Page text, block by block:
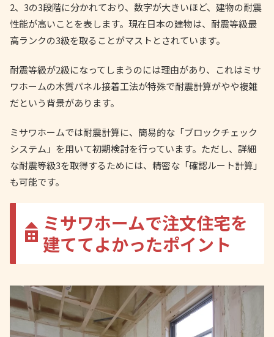
2、3の3段階に分かれており、数字が大きいほど、建物の耐震
性能が高いことを表します。現在日本の建物は、耐震等級最
高ランクの3級を取ることがマストとされています。
耐震等級が2級になってしまうのには理由があり、これはミサ
ワホームの木質パネル接着工法が特殊で耐震計算がやや複雑
だという背景があります。
ミサワホームでは耐震計算に、簡易的な「ブロックチェック
システム」を用いて初期検討を行っています。ただし、詳細
な耐震等級3を取得するためには、精密な「確認ルート計算」
も可能です。
ミサワホームで注文住宅を
建ててよかったポイント